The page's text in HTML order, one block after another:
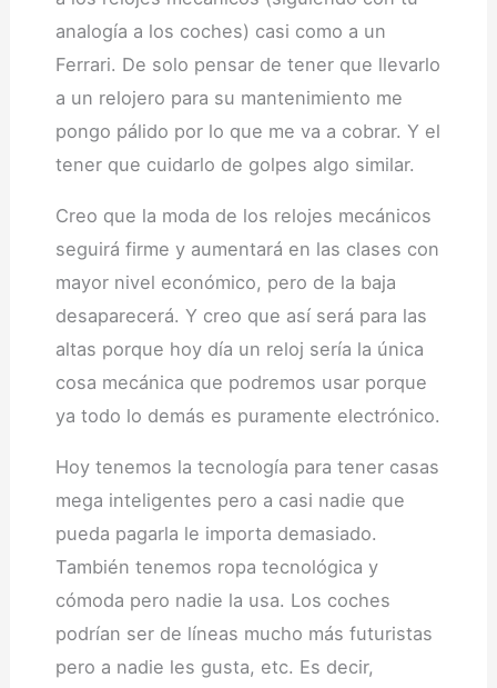
analogía a los coches) casi como a un
Ferrari. De solo pensar de tener que llevarlo
a un relojero para su mantenimiento me
pongo pálido por lo que me va a cobrar. Y el
tener que cuidarlo de golpes algo similar.
Creo que la moda de los relojes mecánicos
seguirá firme y aumentará en las clases con
mayor nivel económico, pero de la baja
desaparecerá. Y creo que así será para las
altas porque hoy día un reloj sería la única
cosa mecánica que podremos usar porque
ya todo lo demás es puramente electrónico.
Hoy tenemos la tecnología para tener casas
mega inteligentes pero a casi nadie que
pueda pagarla le importa demasiado.
También tenemos ropa tecnológica y
cómoda pero nadie la usa. Los coches
podrían ser de líneas mucho más futuristas
pero a nadie les gusta, etc. Es decir,